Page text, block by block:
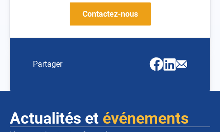
Contactez-nous
Partager
Facebook
(ouvrir
Linkedin
(ouvrir
Email
(ouvrir
nouvel
Actualités et événements